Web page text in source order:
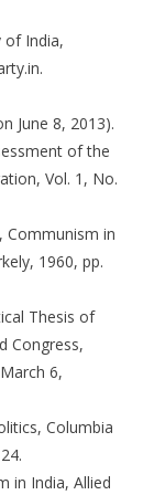
of India,
June 8, 2013).
of the
Vol. 1, No.
Communism in
1960, pp.
Thesis of
Congress,
6,
Columbia
in India, Allied